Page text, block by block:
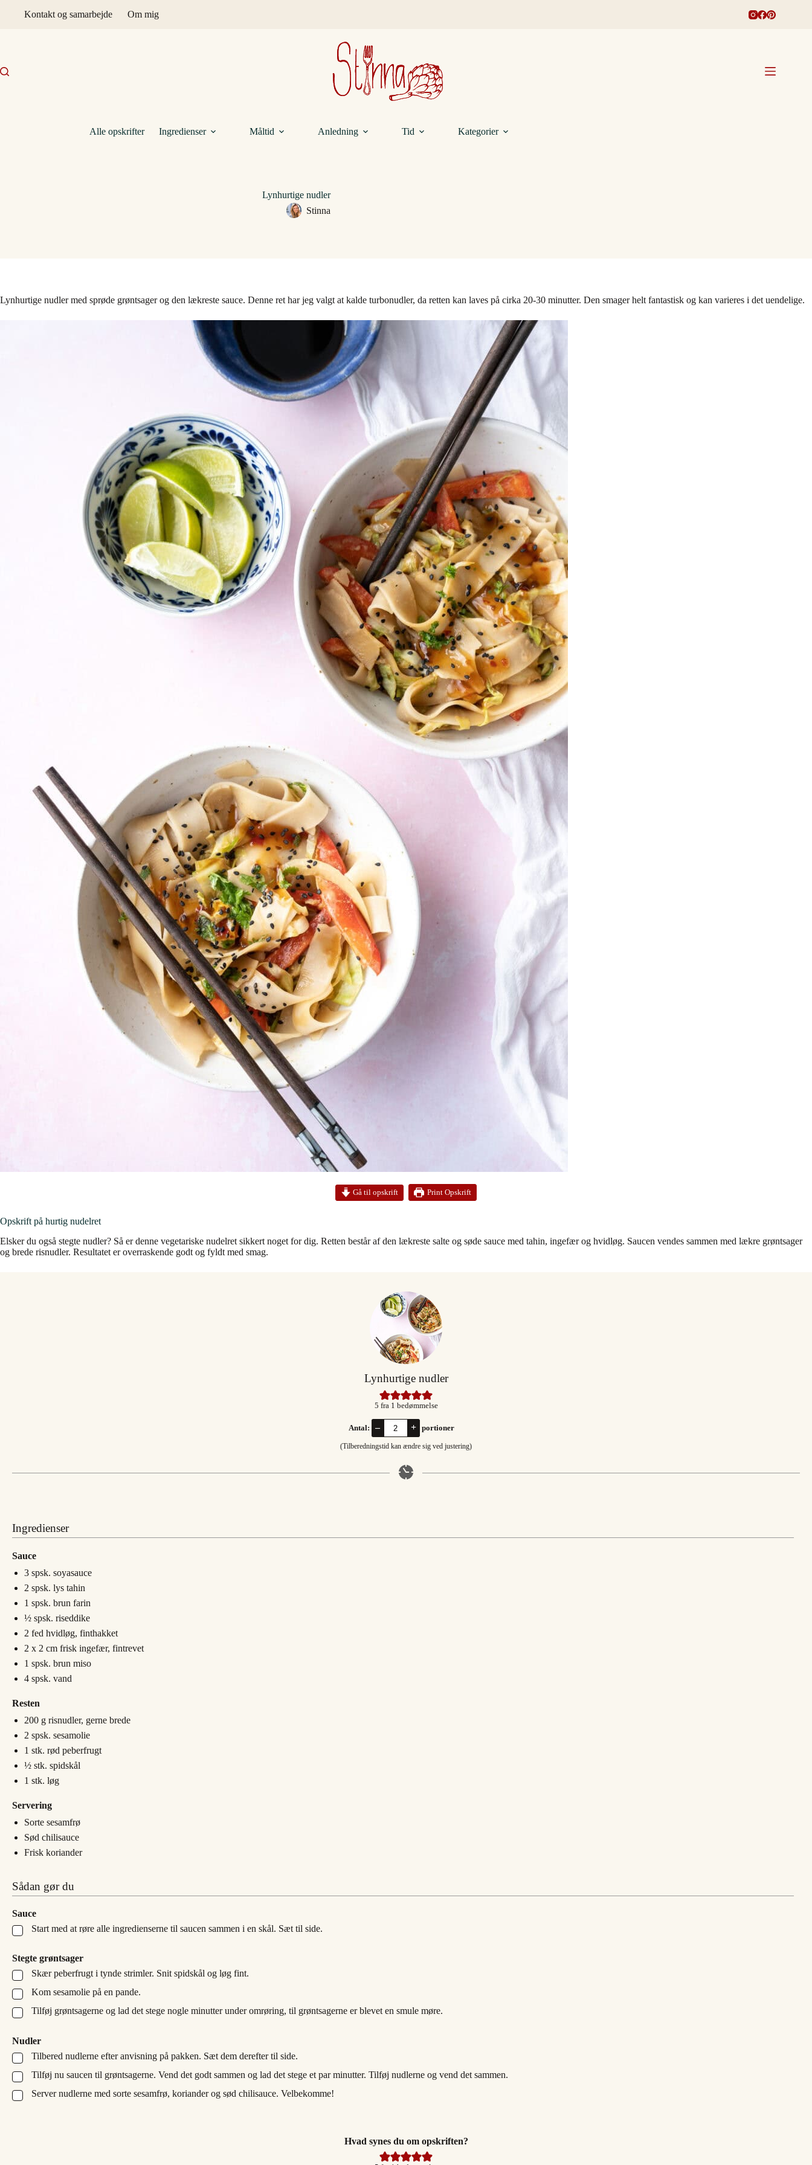
Kontakt og samarbejde Om mig
Alle opskrifter Ingredienser Måltid Anledning Tid Kategorier
Lynhurtige nudler
Stinna
Lynhurtige nudler med sprøde grøntsager og den lækreste sauce. Denne ret har jeg valgt at kalde turbonudler, da retten kan laves på cirka 20-30 minutter. Den smager helt fantastisk og kan varieres i det uendelige.
Gå til opskrift Print Opskrift
Opskrift på hurtig nudelret
Elsker du også stegte nudler? Så er denne vegetariske nudelret sikkert noget for dig. Retten består af den lækreste salte og søde sauce med tahin, ingefær og hvidløg. Saucen vendes sammen med lækre grøntsager
og brede risnudler. Resultatet er overraskende godt og fyldt med smag.
Lynhurtige nudler
5 fra 1 bedømmelse
Antal: – + portioner
(Tilberedningstid kan ændre sig ved justering)
Ingredienser
Sauce
3 spsk. soyasauce
2 spsk. lys tahin
1 spsk. brun farin
½ spsk. riseddike
2 fed hvidløg, finthakket
2 x 2 cm frisk ingefær, fintrevet
1 spsk. brun miso
4 spsk. vand
Resten
200 g risnudler, gerne brede
2 spsk. sesamolie
1 stk. rød peberfrugt
½ stk. spidskål
1 stk. løg
Servering
Sorte sesamfrø
Sød chilisauce
Frisk koriander
Sådan gør du
Sauce
▢
Start med at røre alle ingredienserne til saucen sammen i en skål. Sæt til side.
Stegte grøntsager
▢
Skær peberfrugt i tynde strimler. Snit spidskål og løg fint.
▢
Kom sesamolie på en pande.
▢
Tilføj grøntsagerne og lad det stege nogle minutter under omrøring, til grøntsagerne er blevet en smule møre.
Nudler
▢
Tilbered nudlerne efter anvisning på pakken. Sæt dem derefter til side.
▢
Tilføj nu saucen til grøntsagerne. Vend det godt sammen og lad det stege et par minutter. Tilføj nudlerne og vend det sammen.
▢
Server nudlerne med sorte sesamfrø, koriander og sød chilisauce. Velbekomme!
Hvad synes du om opskriften?